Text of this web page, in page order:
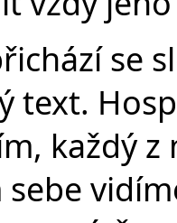
se
text.
každý